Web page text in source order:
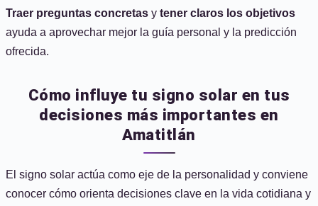
Traer preguntas concretas y tener claros los objetivos
ayuda a aprovechar mejor la guía personal y la predicción
ofrecida.
Cómo influye tu signo solar en tus
decisiones más importantes en
Amatitlán
El signo solar actúa como eje de la personalidad y conviene
conocer cómo orienta decisiones clave en la vida cotidiana y